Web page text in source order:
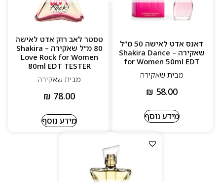
דאנס אדט לאישה 50 מ”ל
שאקירה – Shakira Dance
for Women 50ml EDT
מבית שאקירה
₪ 58.00
מידע נוסף
טסטר לאב רוק אדט לאישה
80 מ”ל שאקירה – Shakira
Love Rock for Women
80ml EDT TESTER
מבית שאקירה
₪ 78.00
מידע נוסף